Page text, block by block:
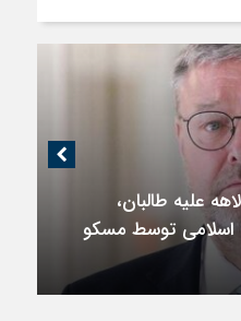
علیه طالبان،
توسط مسکو